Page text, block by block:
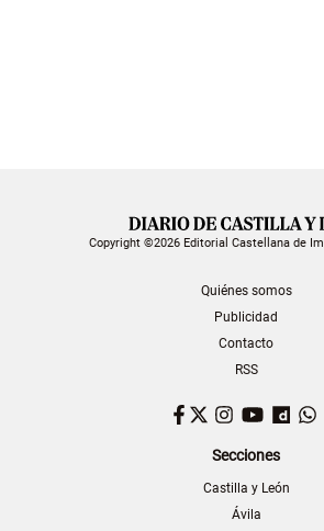
Copyright ©2026 Editorial Castellana de
Quiénes somos
Publicidad
Contacto
RSS
Facebook
TwitterInstagram
Secciones
Castilla y León
Ávila